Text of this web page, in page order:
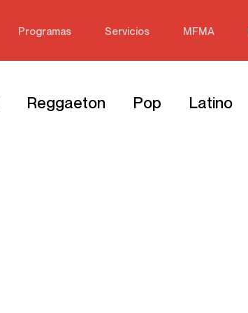
Programas Servicios MFMA
Reggaeton Pop Latino